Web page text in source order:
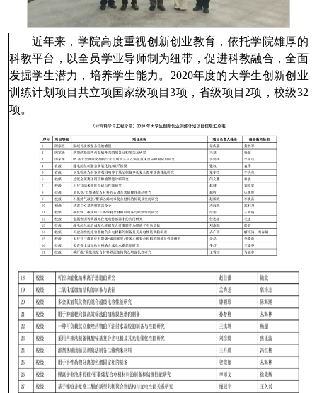
近年来，学院高度重视创新创业教育，依托学院雄厚的
科教平台，以全员学业导师制为纽带，促进科教融合，全面
发掘学生潜力，培养学生能力。 2020年度的大学生创新创业
训练计划项目共立项国家级项目3项，省级项目 2项，校级32
项。